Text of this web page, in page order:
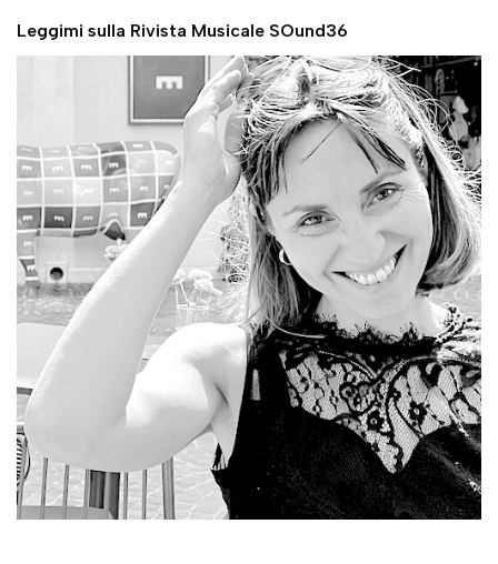
Leggimi sulla Rivista Musicale SOund36